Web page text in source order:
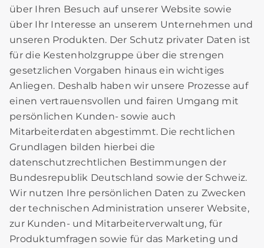
über Ihren Besuch auf unserer Website sowie
über Ihr Interesse an unserem Unternehmen und
unseren Produkten. Der Schutz privater Daten ist
für die Kestenholzgruppe über die strengen
gesetzlichen Vorgaben hinaus ein wichtiges
Anliegen. Deshalb haben wir unsere Prozesse auf
einen vertrauensvollen und fairen Umgang mit
persönlichen Kunden- sowie auch
Mitarbeiterdaten abgestimmt. Die rechtlichen
Grundlagen bilden hierbei die
datenschutzrechtlichen Bestimmungen der
Bundesrepublik Deutschland sowie der Schweiz.
Wir nutzen Ihre persönlichen Daten zu Zwecken
der technischen Administration unserer Website,
zur Kunden- und Mitarbeiterverwaltung, für
Produktumfragen sowie für das Marketing und